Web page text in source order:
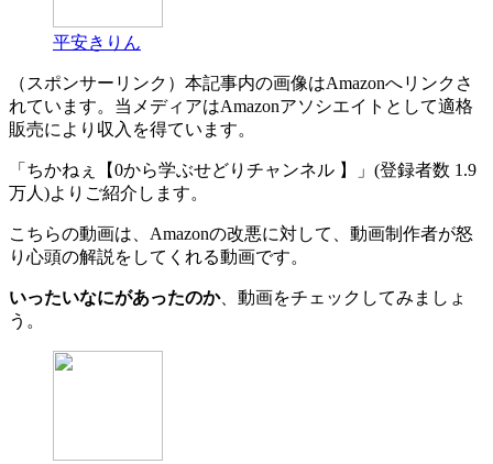
平安きりん
（スポンサーリンク）本記事内の画像はAmazonへリンクさ
れています。当メディアはAmazonアソシエイトとして適格
販売により収入を得ています。
「ちかねぇ【0から学ぶせどりチャンネル 】」(登録者数 1.9
万人)よりご紹介します。
こちらの動画は、Amazonの改悪に対して、動画制作者が怒
り心頭の解説をしてくれる動画です。
いったいなにがあったのか、動画をチェックしてみましょ
う。